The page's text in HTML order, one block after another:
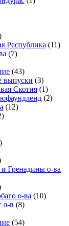
Республика (11)
(7)
(43)
выпуски (3)
Скотия (1)
(2)
(12)
Гренадины о-ва
о-ва (10)
о-в (8)
(54)